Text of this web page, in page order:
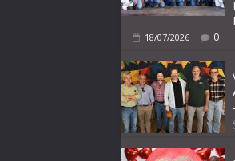
18/07/2026 0